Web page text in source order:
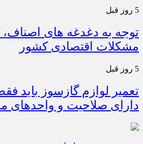
5 روز قبل
توجه به دغدغه های اصناف،
مشکلات اقتصادی کشور
5 روز قبل
تعمیر لوازم گازسوز باید
دارای صلاحیت و واحدهای